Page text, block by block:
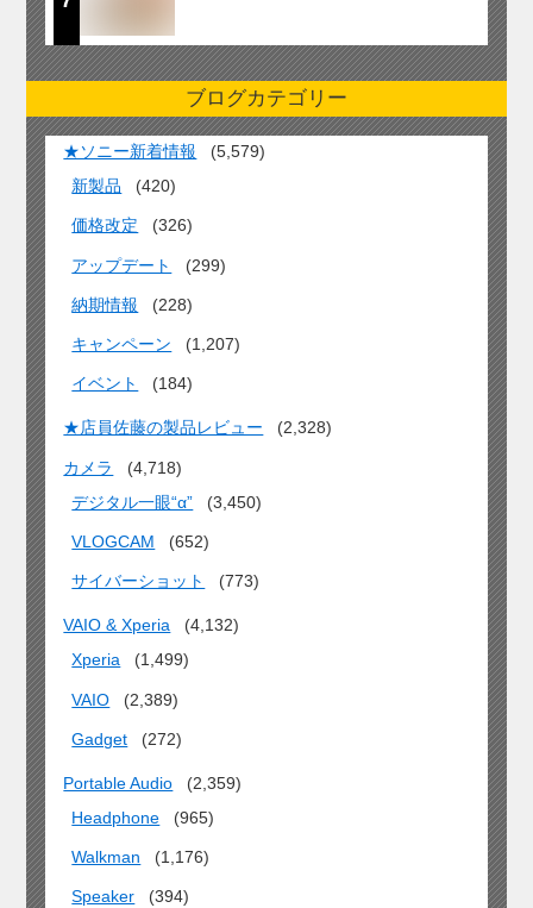
ブログカテゴリー
★ソニー新着情報
(5,579)
新製品
(420)
価格改定 (326)
アップデート (299)
納期情報 (228)
キャンペーン (1,207)
イベント (184)
★店員佐藤の製品レビュー (2,328)
カメラ
(4,718)
デジタル一眼“α”
(3,450)
VLOGCAM (652)
サイバーショット (773)
VAIO & Xperia
(4,132)
Xperia
(1,499)
VAIO (2,389)
Gadget (272)
Portable Audio
(2,359)
Headphone
(965)
Walkman (1,176)
Speaker (394)